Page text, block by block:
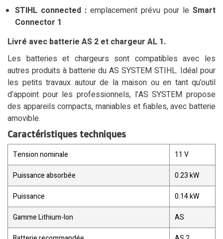
STIHL connected : emplacement prévu pour le Smart
Connector 1
Livré avec batterie AS 2 et chargeur AL 1.
Les batteries et chargeurs sont compatibles avec les
autres produits à batterie du AS SYSTEM STIHL. Idéal pour
les petits travaux autour de la maison ou en tant qu’outil
d’appoint pour les professionnels, l’AS SYSTEM propose
des appareils compacts, maniables et fiables, avec batterie
amovible.
Caractéristiques techniques
Tension nominale
11 V
Puissance absorbée
0.23 kW
Puissance
0.14 kW
Gamme Lithium-Ion
AS